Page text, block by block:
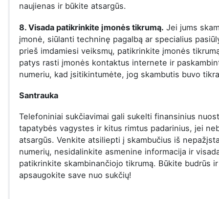
naujienas ir būkite atsargūs.
8. Visada patikrinkite įmonės tikrumą. Jei jums
įmonė, siūlanti techninę pagalbą ar specialius
prieš imdamiesi veiksmų, patikrinkite įmonės
patys rasti įmonės kontaktus internete ir
numeriu, kad įsitikintumėte, jog skambutis buvo
Santrauka
Telefoniniai sukčiavimai gali sukelti finansinius
tapatybės vagystes ir kitus rimtus padarinius, jei
atsargūs. Venkite atsiliepti į skambučius iš
numerių, nesidalinkite asmenine informacija ir
patikrinkite skambinančiojo tikrumą. Būkite budrūs ir
apsaugokite save nuo sukčių!